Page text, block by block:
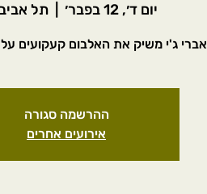
יום ד׳, 12 בפבר׳
  |
תל
אברי ג'י משיק את האלבום קעקועים
ההרשמה סגורה
אירועים אחרים